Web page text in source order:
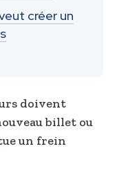
créer un
doivent
billet ou
un frein